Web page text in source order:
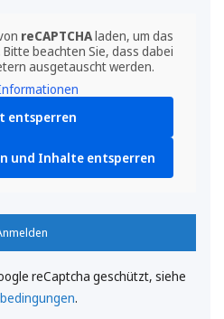
reCAPTCHAladen, um das
beachten Sie, dass dabei
ausgetauscht werden.
entsperren
und Inhalte entsperren
reCaptcha geschützt, siehe
.